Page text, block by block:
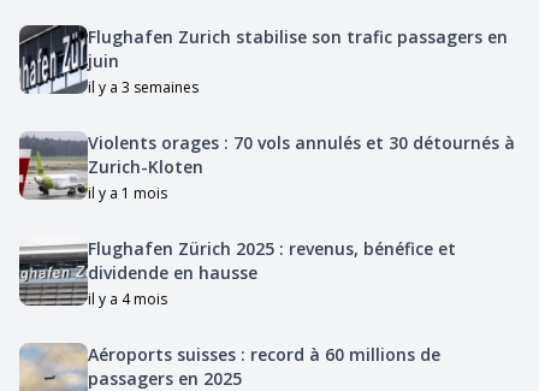
Flughafen Zurich stabilise son trafic passagers en
juin
il y a 3 semaines
Violents orages : 70 vols annulés et 30 détournés à
Zurich-Kloten
il y a 1 mois
Flughafen Zürich 2025 : revenus, bénéfice et
dividende en hausse
il y a 4 mois
Aéroports suisses : record à 60 millions de
passagers en 2025